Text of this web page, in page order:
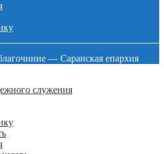
— Саранская епархия
служения